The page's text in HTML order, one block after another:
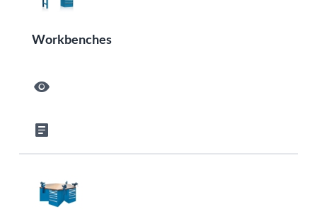
Workbenches
visibility
article